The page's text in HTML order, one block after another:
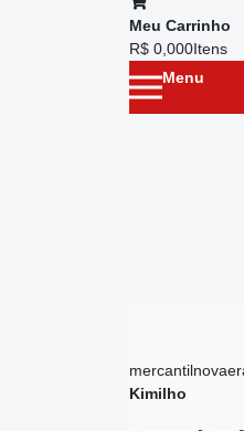
Meu Carrinho
R$ 0,000Itens
Menu
Kimilho